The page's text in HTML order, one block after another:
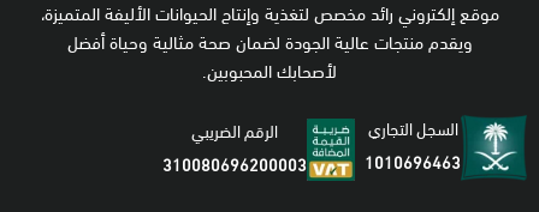
موقع إلكتروني رائد مخصص لتغذية وإنتاج الحيوانات الأليفة المتميزة،
ويقدم منتجات عالية الجودة لضمان صحة مثالية وحياة أفضل
لأصحابك المحبوبين.
السجل التجاري
1010696463
الرقم الضريبي
310080696200003